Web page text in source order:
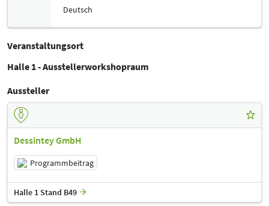
Deutsch
Veranstaltungsort
Halle 1 - Ausstellerworkshopraum
Aussteller
Dessintey GmbH
Programmbeitrag
Halle 1 Stand B49